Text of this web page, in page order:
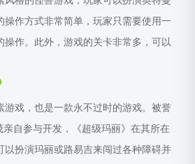
操作方式非常简单，玩家只需要使用一
操作。此外，游戏的关卡非常多，可以
游戏，也是一款永不过时的游戏。被誉
亲自参与开发，《超级玛丽》在其所在
以扮演玛丽或路易吉来闯过各种障碍并